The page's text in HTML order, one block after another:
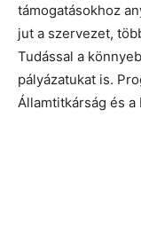
támogatásokhoz
jut a szervezet,
Tudással a
pályázatukat is.
Államtitkárság és a